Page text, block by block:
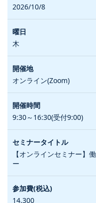
2026/10/8
木
オンライン(Zoom)
9:30～16:30(受付9:00)
【オンラインセミナー】
ー
14,300